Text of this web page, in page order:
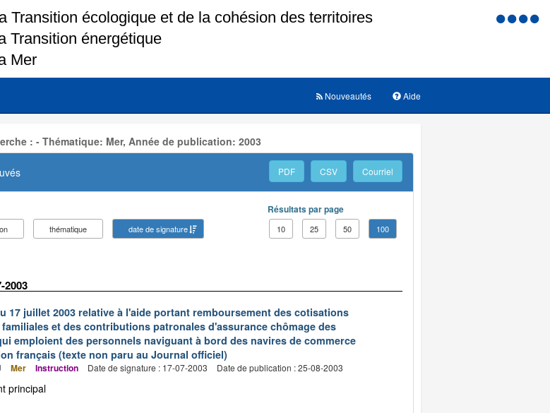
Menu
Aide
Nouveautés
: - Thématique: Mer, Année de publication: 2003
PDF CSV Courriel
thématique
date de signature
Résultats par page
10 25 50 100
2003
17 juillet 2003 relative à l'aide portant remboursement des cotisations
et des contributions patronales d'assurance chômage des
emploient des personnels naviguant à bord des navires de commerce
français (texte non paru au Journal officiel)
Mer Instruction Date de signature : 17-07-2003 Date de publication : 25-08-2003
principal